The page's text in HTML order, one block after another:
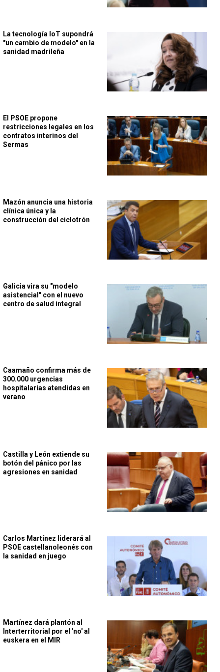
La tecnología IoT supondrá
"un cambio de modelo" en la
sanidad madrileña
El PSOE propone
restricciones legales en los
contratos interinos del
Sermas
Mazón anuncia una historia
clínica única y la
construcción del ciclotrón
Galicia vira su "modelo
asistencial" con el nuevo
centro de salud integral
Caamaño confirma más de
300.000 urgencias
hospitalarias atendidas en
verano
Castilla y León extiende su
botón del pánico por las
agresiones en sanidad
Carlos Martínez liderará al
PSOE castellanoleonés con
la sanidad en juego
Martínez dará plantón al
Interterritorial por el 'no' al
euskera en el MIR